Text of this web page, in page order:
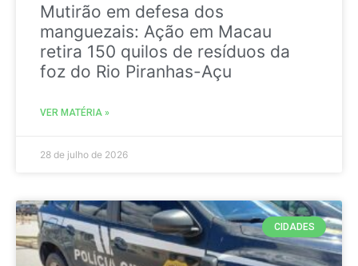
Mutirão em defesa dos
manguezais: Ação em Macau
retira 150 quilos de resíduos da
foz do Rio Piranhas-Açu
VER MATÉRIA »
28 de julho de 2026
CIDADES